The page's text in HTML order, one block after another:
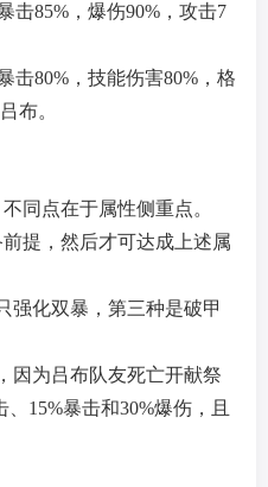
击85%，爆伤90%，攻击7
击80%，技能伤害80%，格
布。
同点在于属性侧重点。
提，然后才可达成上述属
强化双暴，第三种是破甲
因为吕布队友死亡开献祭
15%暴击和30%爆伤，且